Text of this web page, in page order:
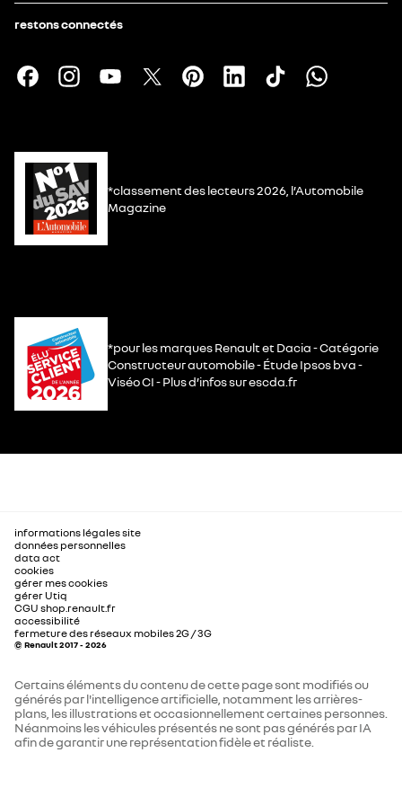
restons connectés
*classement des lecteurs 2026, l’Automobile
Magazine
*pour les marques Renault et Dacia - Catégorie
Constructeur automobile - Étude Ipsos bva -
Viséo CI - Plus d’infos sur escda.fr
informations légales site
données personnelles
data act
cookies
gérer mes cookies
gérer Utiq
CGU shop.renault.fr
accessibilité
fermeture des réseaux mobiles 2G / 3G
© Renault 2017 - 2026
Certains éléments du contenu de cette page sont modifiés ou
générés par l'intelligence artificielle, notamment les arrières-
plans, les illustrations et occasionnellement certaines personnes.
Néanmoins les véhicules présentés ne sont pas générés par IA
afin de garantir une représentation fidèle et réaliste.